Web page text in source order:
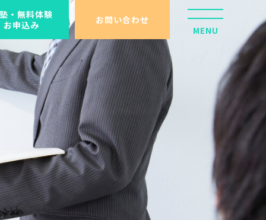
・無料体験
お申込み
お問い合わせ
MENU